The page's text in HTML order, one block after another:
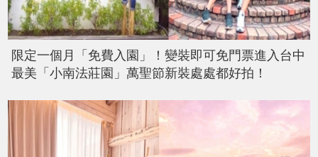
限定一個月「免費入園」！變裝即可免門票進入台中
最美「小南法莊園」萬聖節新裝處處都好拍！